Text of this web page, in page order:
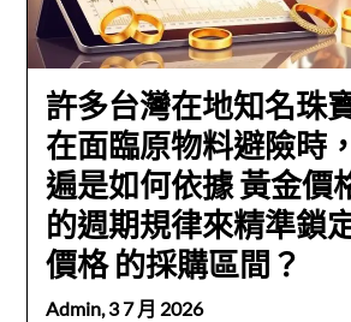
許多台灣在地知名珠
在面臨原物料避險時
遍是如何依據 黃金價
的週期規律來精準鎖
價格 的採購區間？
Admin,3 7 月 2026